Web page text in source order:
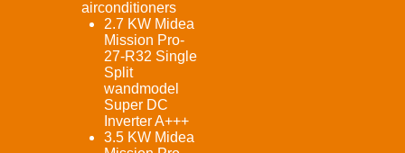
airconditioners
2.7 KW Midea
Mission Pro-
27-R32 Single
Split
wandmodel
Super DC
Inverter A+++
3.5 KW Midea